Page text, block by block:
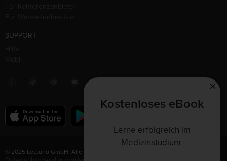
SUPPORT
© 2025 Lecturio GmbH. Alle Rechte vorbehalten.
Kostenloses eBook
Lerne erfolgreich im
Medizinstudium